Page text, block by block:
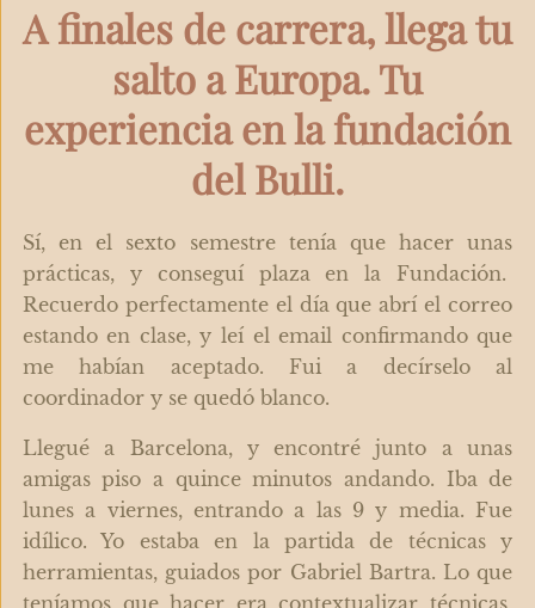
A finales de carrera, llega tu
salto a Europa. Tu
experiencia en la fundación
del Bulli.
Sí, en el sexto semestre tenía que hacer unas
prácticas, y conseguí plaza en la Fundación.
Recuerdo perfectamente el día que abrí el correo
estando en clase, y leí el email confirmando que
me habían aceptado. Fui a decírselo al
coordinador y se quedó blanco.
Llegué a Barcelona, y encontré junto a unas
amigas piso a quince minutos andando. Iba de
lunes a viernes, entrando a las 9 y media. Fue
idílico. Yo estaba en la partida de técnicas y
herramientas, guiados por Gabriel Bartra. Lo que